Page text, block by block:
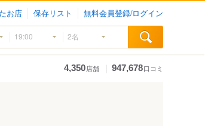
お店 保存リスト 無料会員登録/ログイン
4,350店舗 947,678口コミ